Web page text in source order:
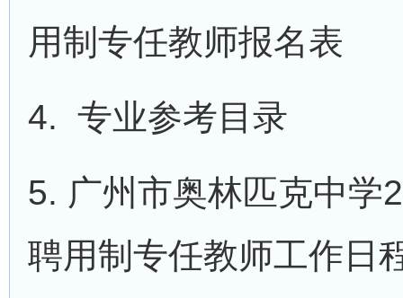
用制专任教师报名表
4. 专业参考目录
5. 广州市奥林匹克中学
聘用制专任教师工作日